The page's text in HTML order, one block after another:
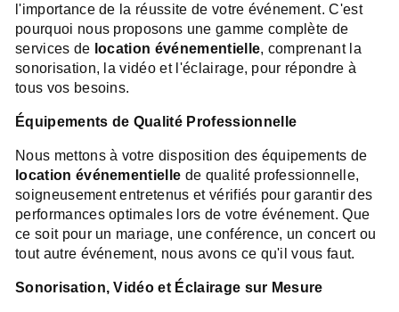
l'importance de la réussite de votre événement. C'est
pourquoi nous proposons une gamme complète de
services de location événementielle, comprenant la
sonorisation, la vidéo et l'éclairage, pour répondre à
tous vos besoins.
Équipements de Qualité Professionnelle
Nous mettons à votre disposition des équipements de
location événementielle de qualité professionnelle,
soigneusement entretenus et vérifiés pour garantir des
performances optimales lors de votre événement. Que
ce soit pour un mariage, une conférence, un concert ou
tout autre événement, nous avons ce qu'il vous faut.
Sonorisation, Vidéo et Éclairage sur Mesure